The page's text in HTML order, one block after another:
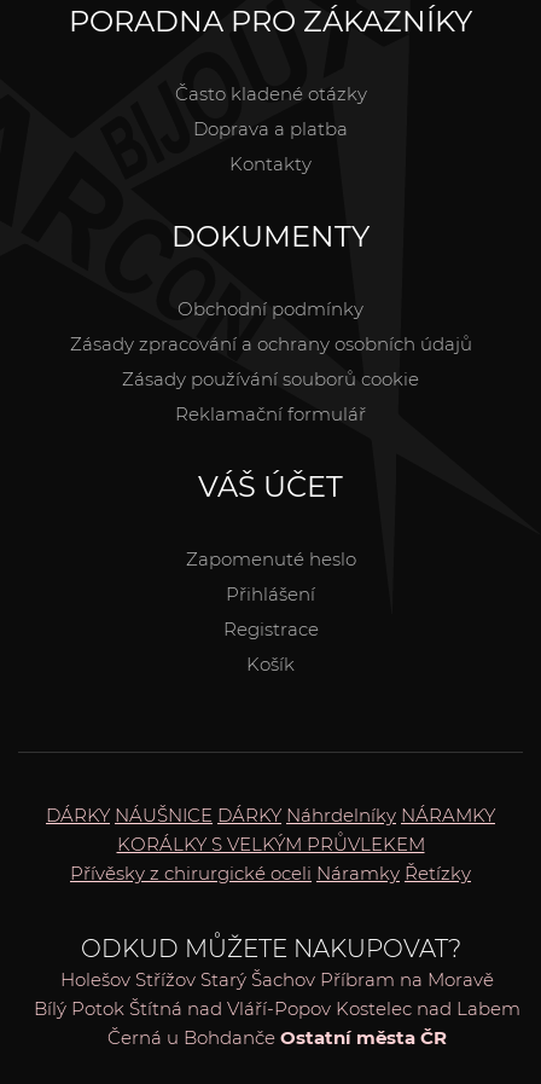
PORADNA PRO ZÁKAZNÍKY
Často kladené otázky
Doprava a platba
Kontakty
DOKUMENTY
Obchodní podmínky
Zásady zpracování a ochrany osobních údajů
Zásady používání souborů cookie
Reklamační formulář
VÁŠ ÚČET
Zapomenuté heslo
Přihlášení
Registrace
Košík
DÁRKY NÁUŠNICE DÁRKY Náhrdelníky NÁRAMKY
KORÁLKY S VELKÝM PRŮVLEKEM
Přívěsky z chirurgické oceli Náramky Řetízky
ODKUD MŮŽETE NAKUPOVAT?
Holešov Střížov Starý Šachov Příbram na Moravě
Bílý Potok Štítná nad Vláří-Popov Kostelec nad Labem
Černá u Bohdanče Ostatní města ČR